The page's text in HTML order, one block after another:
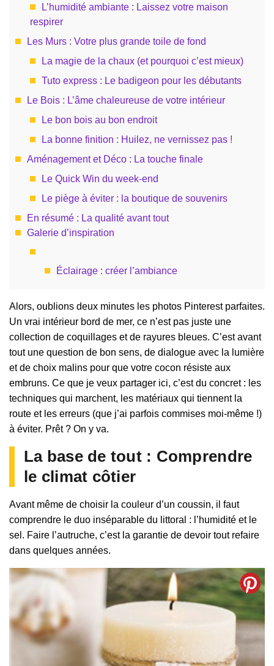
L’humidité ambiante : Laissez votre maison
respirer
Les Murs : Votre plus grande toile de fond
La magie de la chaux (et pourquoi c’est mieux)
Tuto express : Le badigeon pour les débutants
Le Bois : L’âme chaleureuse de votre intérieur
Le bon bois au bon endroit
La bonne finition : Huilez, ne vernissez pas !
Aménagement et Déco : La touche finale
Le Quick Win du week-end
Le piège à éviter : la boutique de souvenirs
En résumé : La qualité avant tout
Galerie d’inspiration
Éclairage : créer l’ambiance
Alors, oublions deux minutes les photos Pinterest parfaites.
Un vrai intérieur bord de mer, ce n’est pas juste une
collection de coquillages et de rayures bleues. C’est avant
tout une question de bon sens, de dialogue avec la lumière
et de choix malins pour que votre cocon résiste aux
embruns. Ce que je veux partager ici, c’est du concret : les
techniques qui marchent, les matériaux qui tiennent la
route et les erreurs (que j’ai parfois commises moi-même !)
à éviter. Prêt ? On y va.
La base de tout : Comprendre
le climat côtier
Avant même de choisir la couleur d’un coussin, il faut
comprendre le duo inséparable du littoral : l’humidité et le
sel. Faire l’autruche, c’est la garantie de devoir tout refaire
dans quelques années.